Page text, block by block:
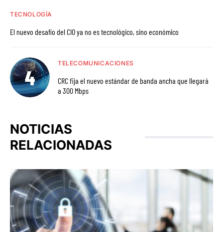
TECNOLOGÍA
El nuevo desafío del CIO ya no es tecnológico, sino económico
TELECOMUNICACIONES
CRC fija el nuevo estándar de banda ancha que llegará
a 300 Mbps
NOTICIAS
RELACIONADAS